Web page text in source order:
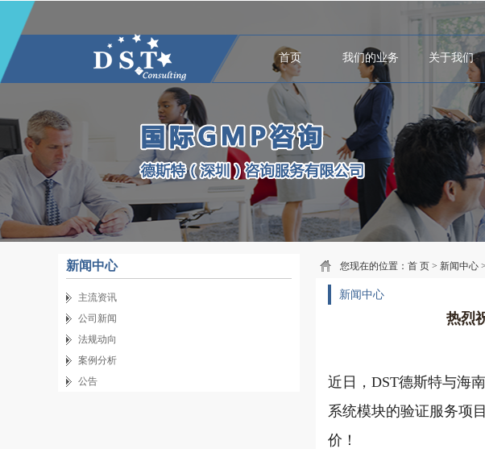
首页 我们的业务 关于我们
新闻中心
主流资讯
公司新闻
法规动向
案例分析
公告
您现在的位置： 首 页 > 新闻中心 >
新闻中心
热烈
近日，DST德斯特与海
系统模块的验证服务项
价！